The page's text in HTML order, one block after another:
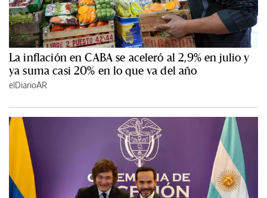
La inflación en CABA se aceleró al 2,9% en julio y
ya suma casi 20% en lo que va del año
elDiarioAR